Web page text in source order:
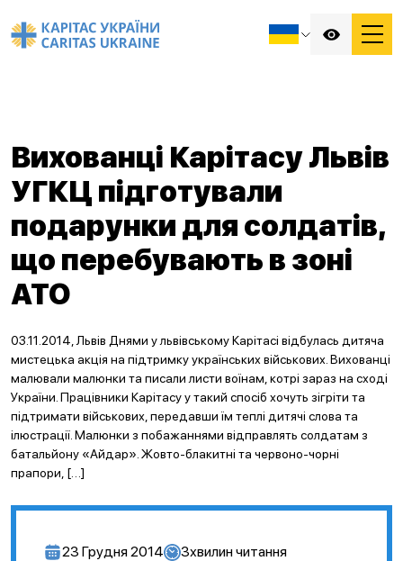
Вихованці Карітасу Львів
УГКЦ підготували
подарунки для солдатів,
що перебувають в зоні
АТО
03.11.2014, Львів Днями у львівському Карітасі відбулась дитяча
мистецька акція на підтримку українських військових. Вихованці
малювали малюнки та писали листи воїнам, котрі зараз на сході
України. Працівники Карітасу у такий спосіб хочуть зігріти та
підтримати військових, передавши їм теплі дитячі слова та
ілюстрації. Малюнки з побажаннями відправлять солдатам з
батальйону «Айдар». Жовто-блакитні та червоно-чорні
прапори, […]
23 Грудня 2014 3хвилин читання